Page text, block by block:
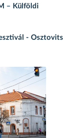
– Külföldi
- Osztovits